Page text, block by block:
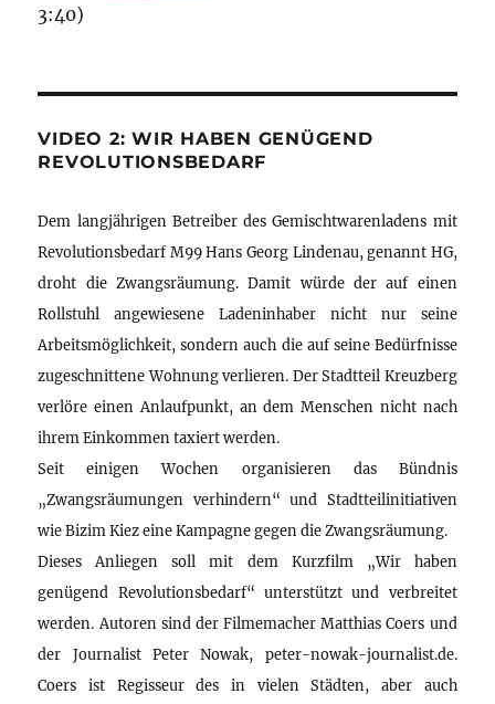
3:40)
VIDEO 2: WIR HABEN GENÜGEND
REVOLUTIONSBEDARF
Dem langjährigen Betreiber des Gemischtwarenladens mit
Revolutionsbedarf M99 Hans Georg Lindenau, genannt HG,
droht die Zwangsräumung. Damit würde der auf einen
Rollstuhl angewiesene Ladeninhaber nicht nur seine
Arbeitsmöglichkeit, sondern auch die auf seine Bedürfnisse
zugeschnittene Wohnung verlieren. Der Stadtteil Kreuzberg
verlöre einen Anlaufpunkt, an dem Menschen nicht nach
ihrem Einkommen taxiert werden.
Seit einigen Wochen organisieren das Bündnis
„Zwangsräumungen verhindern“ und Stadtteilinitiativen
wie Bizim Kiez eine Kampagne gegen die Zwangsräumung.
Dieses Anliegen soll mit dem Kurzfilm „Wir haben
genügend Revolutionsbedarf“ unterstützt und verbreitet
werden. Autoren sind der Filmemacher Matthias Coers und
der Journalist Peter Nowak, peter-nowak-journalist.de.
Coers ist Regisseur des in vielen Städten, aber auch